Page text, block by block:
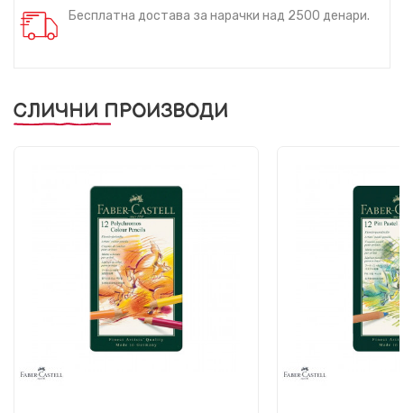
Бесплатна достава за нарачки над 2500 денари.
СЛИЧНИ ПРОИЗВОДИ